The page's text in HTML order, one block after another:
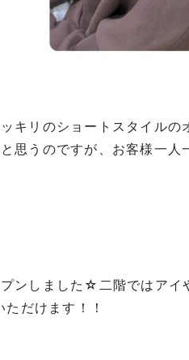
キリのショートスタイルの
思うのですが、お客様一
ンしました☆二階ではアイ
だけます！！